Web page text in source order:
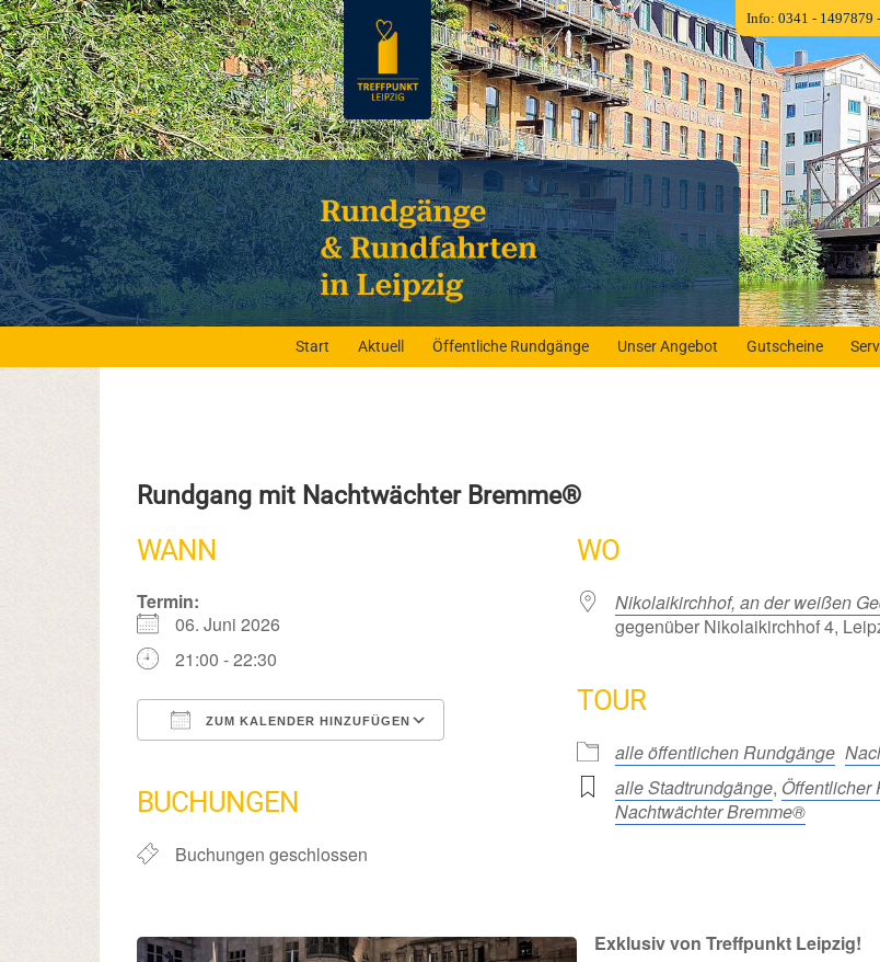
Start Aktuell Öffentliche Rundgänge Unser Angebot Gutscheine
Rundgang mit Nachtwächter Bremme®
WANN
Termin:
06. Juni 2026
21:00 - 22:30
ZUM KALENDER HINZUFÜGEN
BUCHUNGEN
Buchungen geschlossen
WO
Nikolaikirchhof, an der weißen
gegenüber Nikolaikirchhof 4,
TOUR
alle öffentlichen Rundgänge
alle Stadtrundgänge, Öffentlicher
Nachtwächter Bremme®
Exklusiv von Treffpunkt Leipzig!
Info: 0341 - 1497879